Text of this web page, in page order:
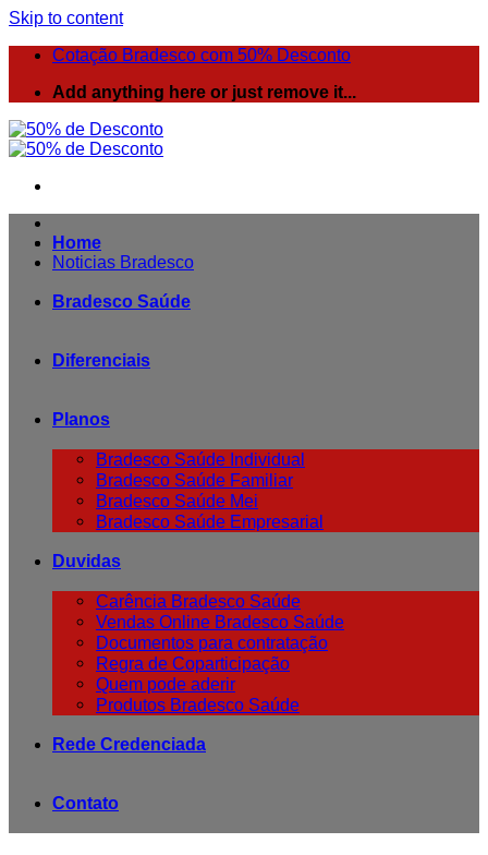
Skip to content
Cotação Bradesco com 50% Desconto
Add anything here or just remove it...
Noticias Bradesco
Home
Bradesco Saúde
Diferenciais
Planos
Bradesco Saúde Individual
Bradesco Saúde Familiar
Bradesco Saúde Mei
Bradesco Saúde Empresarial
Duvidas
Carência Bradesco Saúde
Vendas Online Bradesco Saúde
Documentos para contratação
Regra de Coparticipação
Quem pode aderir
Produtos Bradesco Saúde
Rede Credenciada
Contato